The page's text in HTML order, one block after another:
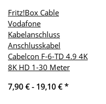
Fritz!Box Cable
Vodafone
Kabelanschluss
Anschlusskabel
Cabelcon F-6-TD 4.9 4K
8K HD 1-30 Meter
7,90 € - 19,10 €*